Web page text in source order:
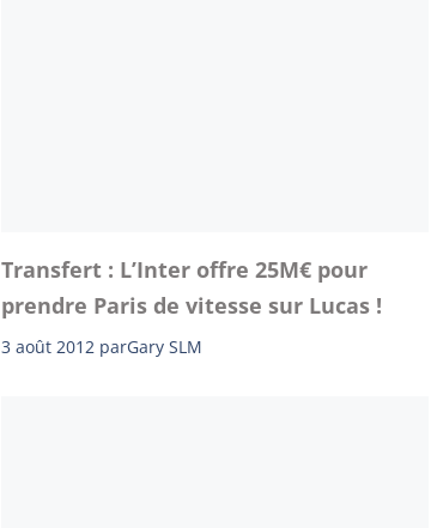
Transfert : L’Inter offre 25M€ pour
prendre Paris de vitesse sur Lucas !
3 août 2012 parGary SLM